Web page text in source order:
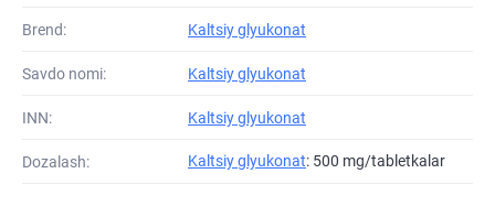
Brend: Kaltsiy glyukonat
Savdo nomi: Kaltsiy glyukonat
INN: Kaltsiy glyukonat
Dozalash: Kaltsiy glyukonat: 500 mg/tabletkalar